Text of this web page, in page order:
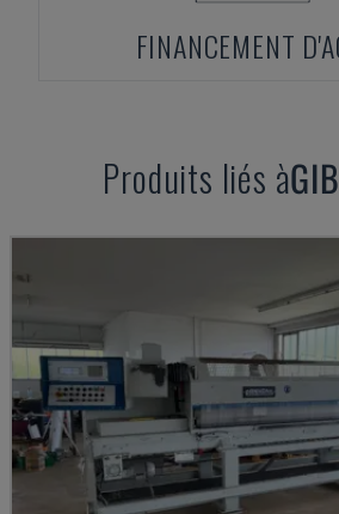
FINANCEMENT
Produits liés à